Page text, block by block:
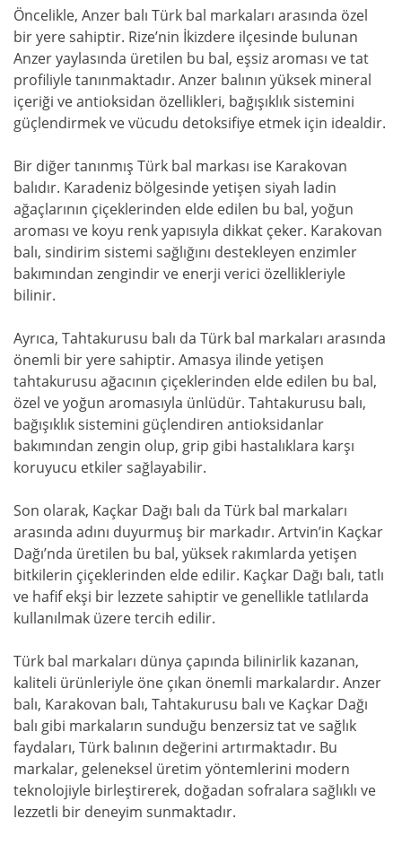
Öncelikle, Anzer balı Türk bal markaları arasında özel
bir yere sahiptir. Rize’nin İkizdere ilçesinde bulunan
Anzer yaylasında üretilen bu bal, eşsiz aroması ve tat
profiliyle tanınmaktadır. Anzer balının yüksek mineral
içeriği ve antioksidan özellikleri, bağışıklık sistemini
güçlendirmek ve vücudu detoksifiye etmek için idealdir.
Bir diğer tanınmış Türk bal markası ise Karakovan
balıdır. Karadeniz bölgesinde yetişen siyah ladin
ağaçlarının çiçeklerinden elde edilen bu bal, yoğun
aroması ve koyu renk yapısıyla dikkat çeker. Karakovan
balı, sindirim sistemi sağlığını destekleyen enzimler
bakımından zengindir ve enerji verici özellikleriyle
bilinir.
Ayrıca, Tahtakurusu balı da Türk bal markaları arasında
önemli bir yere sahiptir. Amasya ilinde yetişen
tahtakurusu ağacının çiçeklerinden elde edilen bu bal,
özel ve yoğun aromasıyla ünlüdür. Tahtakurusu balı,
bağışıklık sistemini güçlendiren antioksidanlar
bakımından zengin olup, grip gibi hastalıklara karşı
koruyucu etkiler sağlayabilir.
Son olarak, Kaçkar Dağı balı da Türk bal markaları
arasında adını duyurmuş bir markadır. Artvin’in Kaçkar
Dağı’nda üretilen bu bal, yüksek rakımlarda yetişen
bitkilerin çiçeklerinden elde edilir. Kaçkar Dağı balı, tatlı
ve hafif ekşi bir lezzete sahiptir ve genellikle tatlılarda
kullanılmak üzere tercih edilir.
Türk bal markaları dünya çapında bilinirlik kazanan,
kaliteli ürünleriyle öne çıkan önemli markalardır. Anzer
balı, Karakovan balı, Tahtakurusu balı ve Kaçkar Dağı
balı gibi markaların sunduğu benzersiz tat ve sağlık
faydaları, Türk balının değerini artırmaktadır. Bu
markalar, geleneksel üretim yöntemlerini modern
teknolojiyle birleştirerek, doğadan sofralara sağlıklı ve
lezzetli bir deneyim sunmaktadır.